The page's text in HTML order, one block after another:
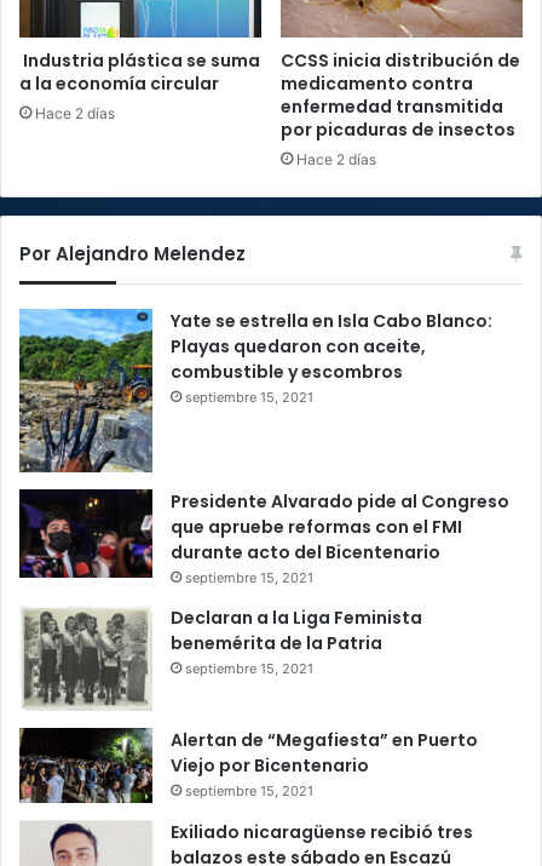
Industria plástica se suma
a la economía circular
Hace 2 días
CCSS inicia distribución de
medicamento contra
enfermedad transmitida
por picaduras de insectos
Hace 2 días
Por Alejandro Melendez
Yate se estrella en Isla Cabo Blanco:
Playas quedaron con aceite,
combustible y escombros
septiembre 15, 2021
Presidente Alvarado pide al Congreso
que apruebe reformas con el FMI
durante acto del Bicentenario
septiembre 15, 2021
Declaran a la Liga Feminista
benemérita de la Patria
septiembre 15, 2021
Alertan de “Megafiesta” en Puerto
Viejo por Bicentenario
septiembre 15, 2021
Exiliado nicaragüense recibió tres
balazos este sábado en Escazú